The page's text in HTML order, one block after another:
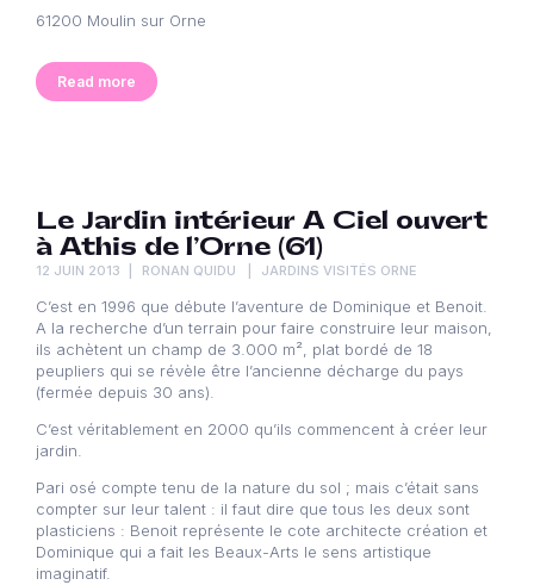
61200 Moulin sur Orne
Read more
Le Jardin intérieur A Ciel ouvert
à Athis de l’Orne (61)
12 JUIN 2013 RONAN QUIDU JARDINS VISITÉS ORNE
C’est en 1996 que débute l’aventure de Dominique et Benoit.
A la recherche d’un terrain pour faire construire leur maison,
ils achètent un champ de 3.000 m², plat bordé de 18
peupliers qui se révèle être l’ancienne décharge du pays
(fermée depuis 30 ans).
C’est véritablement en 2000 qu’ils commencent à créer leur
jardin.
Pari osé compte tenu de la nature du sol ; mais c’était sans
compter sur leur talent : il faut dire que tous les deux sont
plasticiens : Benoit représente le cote architecte création et
Dominique qui a fait les Beaux-Arts le sens artistique
imaginatif.